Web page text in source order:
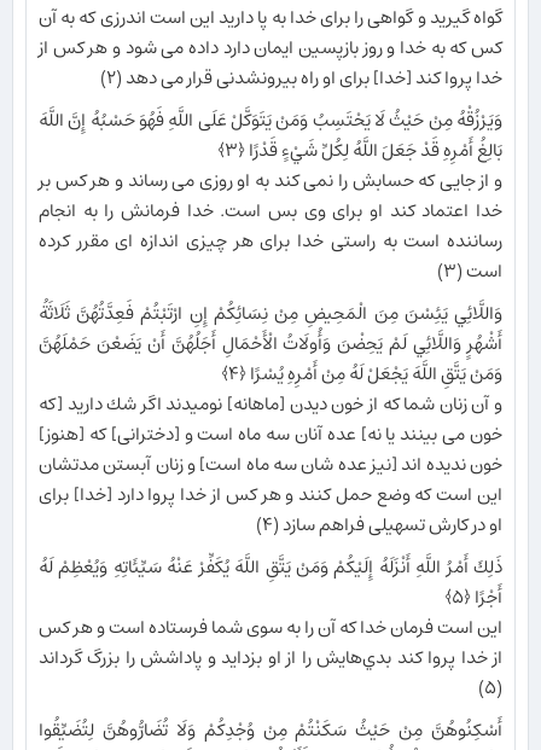
گواه گيريد و گواهى را براى خدا به پا داريد اين است اندرزى كه به آن
كس كه به خدا و روز بازپسين ايمان دارد داده مى ‏شود و هر كس از
خدا پروا كند [خدا] براى او راه بيرون‏شدنى قرار مى‏ دهد (۲)
وَيَرْزُقْهُ مِنْ حَيْثُ لَا يَحْتَسِبُ وَمَنْ يَتَوَكَّلْ عَلَى اللَّهِ فَهُوَ حَسْبُهُ إِنَّ اللَّهَ
بَالِغُ أَمْرِهِ قَدْ جَعَلَ اللَّهُ لِكُلِّ شَيْءٍ قَدْرًا ﴿۳﴾
و از جايى كه حسابش را نمى ‏كند به او روزى مى ‏رساند و هر كس بر
خدا اعتماد كند او براى وى بس است‏. خدا فرمانش را به انجام‏
رساننده است به راستى خدا براى هر چيزى اندازه‏ اى مقرر كرده
است (۳)
وَاللَّائِي يَئِسْنَ مِنَ الْمَحِيضِ مِنْ نِسَائِكُمْ إِنِ ارْتَبْتُمْ فَعِدَّتُهُنَّ ثَلَاثَةُ
أَشْهُرٍ وَاللَّائِي لَمْ يَحِضْنَ وَأُولَاتُ الْأَحْمَالِ أَجَلُهُنَّ أَنْ يَضَعْنَ حَمْلَهُنَّ
وَمَنْ يَتَّقِ اللَّهَ يَجْعَلْ لَهُ مِنْ أَمْرِهِ يُسْرًا ﴿۴﴾
و آن زنان شما كه از خون ‏ديدن [ماهانه] نوميدند اگر شك داريد [كه
خون مى ‏بينند يا نه] عده آنان سه ماه است و [دخترانى] كه [هنوز]
خون نديده‏ اند [نيز عده‏ شان سه ماه است] و زنان آبستن مدتشان
اين است كه وضع حمل كنند و هر كس از خدا پروا دارد [خدا] براى
او در كارش تسهيلى فراهم سازد (۴)
ذَلِكَ أَمْرُ اللَّهِ أَنْزَلَهُ إِلَيْكُمْ وَمَنْ يَتَّقِ اللَّهَ يُكَفِّرْ عَنْهُ سَيِّئَاتِهِ وَيُعْظِمْ لَهُ
أَجْرًا ﴿۵﴾
اين است فرمان خدا كه آن را به سوى شما فرستاده است و هر كس
از خدا پروا كند بدي‌هايش را از او بزدايد و پاداشش را بزرگ گرداند
(۵)
أَسْكِنُوهُنَّ مِنْ حَيْثُ سَكَنْتُمْ مِنْ وُجْدِكُمْ وَلَا تُضَارُّوهُنَّ لِتُضَيِّقُوا